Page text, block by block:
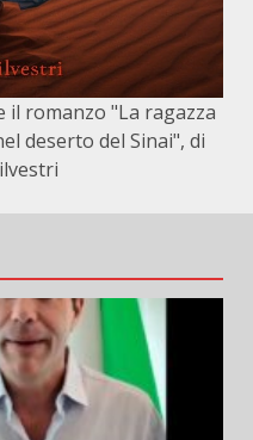
romanzo "La ragazza
deserto del Sinai", di